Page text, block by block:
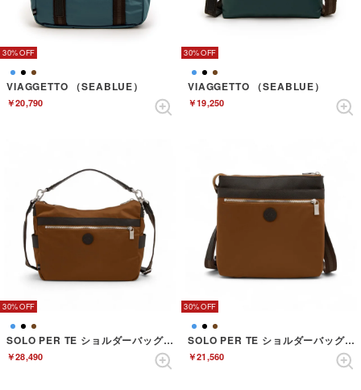
30%
VIAGGETTO （SEABLUE）
￥20,790
30%
VIAGGETTO （SEABLUE）
￥19,250
30%
SOLO PER TE ショルダーバッグ （TERRACOTTA）
￥28,490
30%
SOLO PER TE ショルダーバッグ （TERRACOTTA）
￥21,560